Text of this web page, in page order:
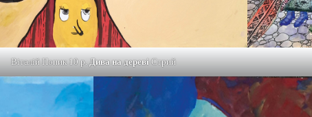
Віталій Попик 10 р.Дива на деревіСтрий